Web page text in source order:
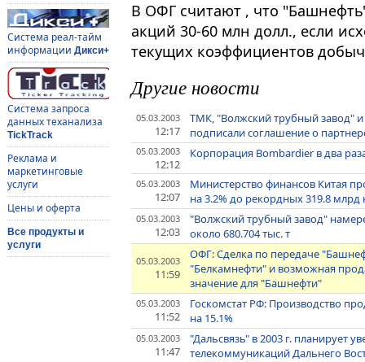
Система реал-тайм
информации Дикси+
Система запроса
данных теханализа
TickTrack
Реклама и
маркетинговые
услуги
Цены и оферта
Все продукты и
услуги
В ОФГ считают , что
акций 30-60 млн долл., если
текущих коэффициентов
Другие новости
05.03.2003
12:17
ТМК, "Волжский трубный завод"
подписали соглашение о
05.03.2003
12:12
Корпорация Bombardier в два
05.03.2003
12:07
Министерство финансов Китая
на 3.2% до рекордных 319.8
05.03.2003
12:03
"Волжский трубный завод"
около 680.704 тыс. т
05.03.2003
11:59
ОФГ: Сделка по передаче
"Белкамнефти" и возможная
значение для "Башнефти"
05.03.2003
11:52
Госкомстат РФ: Производство
на 15.1%
05.03.2003
11:47
"Дальсвязь" в 2003 г. планирует
телекоммуникаций Дальнего